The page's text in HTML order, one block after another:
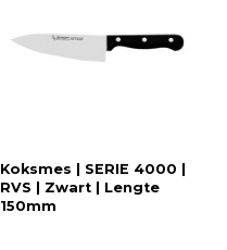
Koksmes | SERIE 4000 |
RVS | Zwart | Lengte
150mm